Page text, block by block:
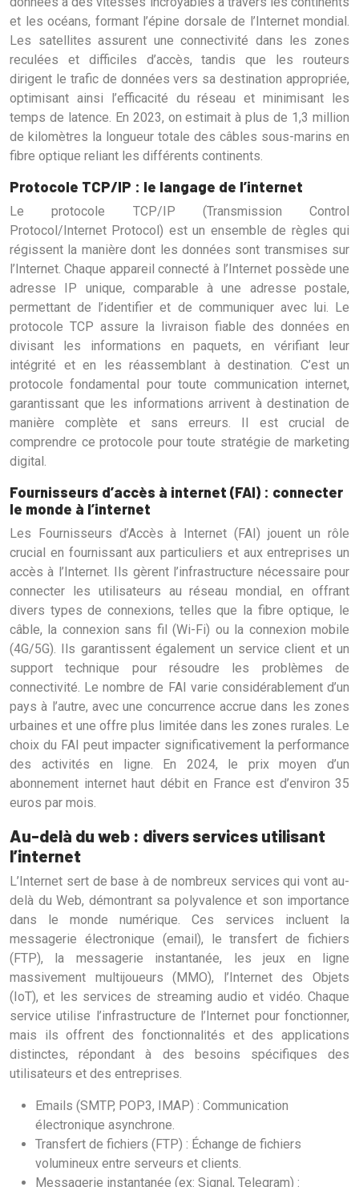
et les océans, formant l’épine dorsale de l’Internet mondial.
Les satellites assurent une connectivité dans les zones
reculées et difficiles d’accès, tandis que les routeurs
dirigent le trafic de données vers sa destination appropriée,
optimisant ainsi l’efficacité du réseau et minimisant les
temps de latence. En 2023, on estimait à plus de 1,3 million
de kilomètres la longueur totale des câbles sous-marins en
fibre optique reliant les différents continents.
Protocole TCP/IP : le langage de l’internet
Le protocole TCP/IP (Transmission Control
Protocol/Internet Protocol) est un ensemble de règles qui
régissent la manière dont les données sont transmises sur
l’Internet. Chaque appareil connecté à l’Internet possède une
adresse IP unique, comparable à une adresse postale,
permettant de l’identifier et de communiquer avec lui. Le
protocole TCP assure la livraison fiable des données en
divisant les informations en paquets, en vérifiant leur
intégrité et en les réassemblant à destination. C’est un
protocole fondamental pour toute communication internet,
garantissant que les informations arrivent à destination de
manière complète et sans erreurs. Il est crucial de
comprendre ce protocole pour toute stratégie de marketing
digital.
Fournisseurs d’accès à internet (FAI) : connecter
le monde à l’internet
Les Fournisseurs d’Accès à Internet (FAI) jouent un rôle
crucial en fournissant aux particuliers et aux entreprises un
accès à l’Internet. Ils gèrent l’infrastructure nécessaire pour
connecter les utilisateurs au réseau mondial, en offrant
divers types de connexions, telles que la fibre optique, le
câble, la connexion sans fil (Wi-Fi) ou la connexion mobile
(4G/5G). Ils garantissent également un service client et un
support technique pour résoudre les problèmes de
connectivité. Le nombre de FAI varie considérablement d’un
pays à l’autre, avec une concurrence accrue dans les zones
urbaines et une offre plus limitée dans les zones rurales. Le
choix du FAI peut impacter significativement la performance
des activités en ligne. En 2024, le prix moyen d’un
abonnement internet haut débit en France est d’environ 35
euros par mois.
Au-delà du web : divers services utilisant
l’internet
L’Internet sert de base à de nombreux services qui vont au-
delà du Web, démontrant sa polyvalence et son importance
dans le monde numérique. Ces services incluent la
messagerie électronique (email), le transfert de fichiers
(FTP), la messagerie instantanée, les jeux en ligne
massivement multijoueurs (MMO), l’Internet des Objets
(IoT), et les services de streaming audio et vidéo. Chaque
service utilise l’infrastructure de l’Internet pour fonctionner,
mais ils offrent des fonctionnalités et des applications
distinctes, répondant à des besoins spécifiques des
utilisateurs et des entreprises.
Emails (SMTP, POP3, IMAP) : Communication
électronique asynchrone.
Transfert de fichiers (FTP) : Échange de fichiers
volumineux entre serveurs et clients.
Messagerie instantanée (ex: Signal, Telegram) :